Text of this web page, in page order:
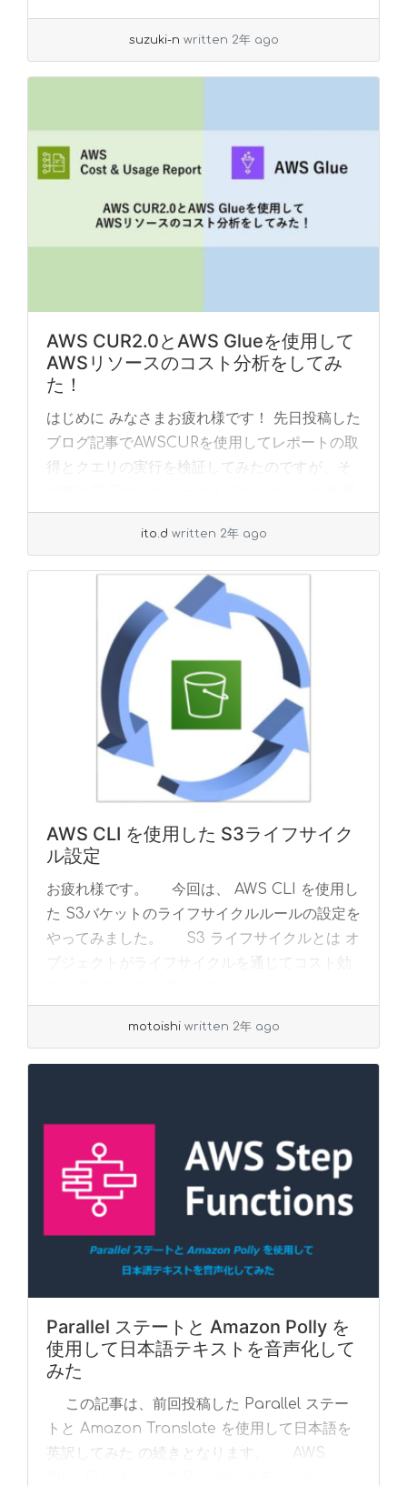
と思います。 1.目次 目次はこ... »read more
suzuki-n written 2年 ago
AWS CUR2.0とAWS Glueを使用して
AWSリソースのコスト分析をしてみ
た！
はじめに みなさまお疲れ様です！ 先日投稿した
ブログ記事でAWSCURを使用してレポートの取
得とクエリの実行を検証してみたのですが、そ
して検証していました。 今回は、DataE... »
ito.d written 2年 ago
AWS CLI を使用した S3ライフサイク
ル設定
お疲れ様です。 今回は、 AWS CLI を使用し
た S3バケットのライフサイクルルールの設定を
やってみました。 S3 ライフサイクルとは オ
ブジェクトがライフサイクルを通じてコスト効
motoishi written 2年 ago
Parallel ステートと Amazon Polly を
使用して日本語テキストを音声化して
みた
この記事は、前回投稿した Parallel ステー
トと Amazon Translate を使用して日本語を
英訳してみた の続きとなります。 AWS